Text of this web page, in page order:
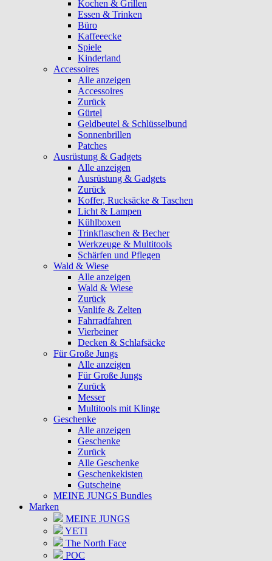
Kochen & Grillen
Essen & Trinken
Büro
Kaffeeecke
Spiele
Kinderland
Accessoires
Alle anzeigen
Accessoires
Zurück
Gürtel
Geldbeutel & Schlüsselbund
Sonnenbrillen
Patches
Ausrüstung & Gadgets
Alle anzeigen
Ausrüstung & Gadgets
Zurück
Koffer, Rucksäcke & Taschen
Licht & Lampen
Kühlboxen
Trinkflaschen & Becher
Werkzeuge & Multitools
Schärfen und Pflegen
Wald & Wiese
Alle anzeigen
Wald & Wiese
Zurück
Vanlife & Zelten
Fahrradfahren
Vierbeiner
Decken & Schlafsäcke
Für Große Jungs
Alle anzeigen
Für Große Jungs
Zurück
Messer
Multitools mit Klinge
Geschenke
Alle anzeigen
Geschenke
Zurück
Alle Geschenke
Geschenkekisten
Gutscheine
MEINE JUNGS Bundles
Marken
MEINE JUNGS
YETI
The North Face
POC